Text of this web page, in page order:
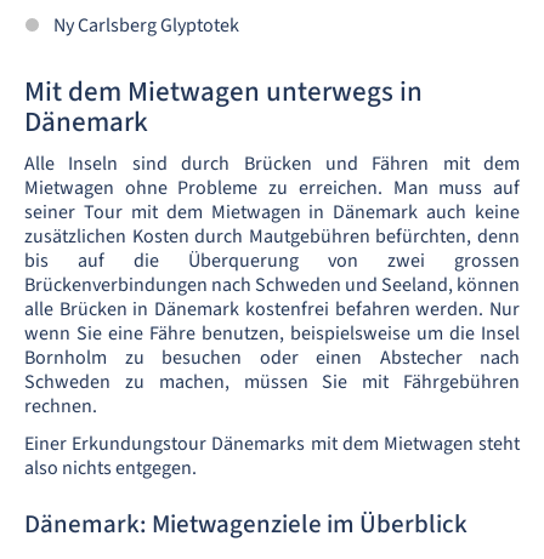
Ny Carlsberg Glyptotek
Mit dem Mietwagen unterwegs in
Dänemark
Alle Inseln sind durch Brücken und Fähren mit dem
Mietwagen ohne Probleme zu erreichen. Man muss auf
seiner Tour mit dem Mietwagen in Dänemark auch keine
zusätzlichen Kosten durch Mautgebühren befürchten, denn
bis auf die Überquerung von zwei grossen
Brückenverbindungen nach Schweden und Seeland, können
alle Brücken in Dänemark kostenfrei befahren werden. Nur
wenn Sie eine Fähre benutzen, beispielsweise um die Insel
Bornholm zu besuchen oder einen Abstecher nach
Schweden zu machen, müssen Sie mit Fährgebühren
rechnen.
Einer Erkundungstour Dänemarks mit dem Mietwagen steht
also nichts entgegen.
Dänemark: Mietwagenziele im Überblick